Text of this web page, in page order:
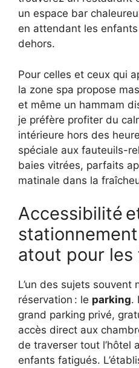
un espace bar
en attendant les
dehors.
Pour celles et ceux qui
la zone spa propose
et même un hammam
je préfère profiter du
intérieure hors des
spéciale aux fauteuils-
baies vitrées, parfaits
matinale dans la
Accessibilité
atout pour les
L’un des sujets souvent
réservation : le parking.
grand parking privé,
accès direct aux
de traverser tout l’hôtel
enfants fatigués.